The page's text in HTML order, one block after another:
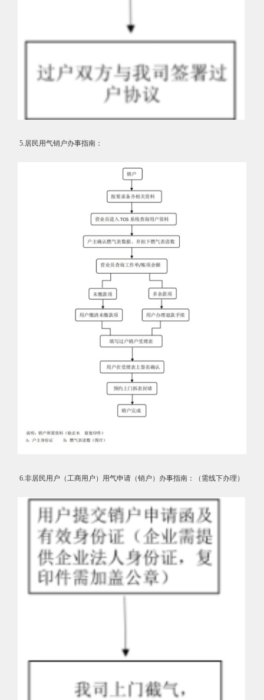
5.居民用气销户办事指南：
6.非居民用户（工商用户）用气申请（销户）办事指南：（需线下办理）